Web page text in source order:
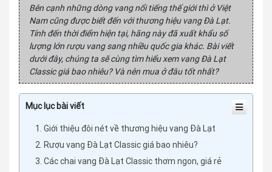
Bên cạnh những dòng vang nổi tiếng thế giới thì ở Việt
Nam cũng được biết đến với thương hiệu vang Đà Lạt.
Tính đến thời điểm hiện tại, hãng này đã xuất khẩu số
lượng lớn rượu vang sang nhiều quốc gia khác. Bài viết
dưới đây, chúng ta sẽ cùng tìm hiểu xem vang Đà Lạt
Classic giá bao nhiêu? Và nên mua ở đâu tốt nhất?
Mục lục bài viết
1. Giới thiệu đôi nét về thương hiệu vang Đà Lạt
2. Rượu vang Đà Lạt Classic giá bao nhiêu?
3. Các chai vang Đà Lạt Classic thơm ngon, giá rẻ